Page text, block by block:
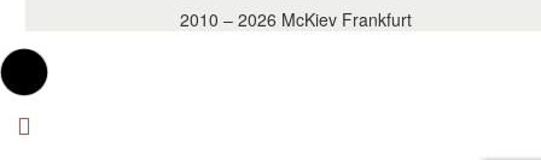
2010 – 2026 McKiev Frankfurt